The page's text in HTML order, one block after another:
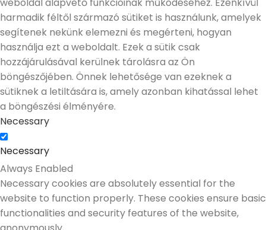
harmadik féltől származó sütiket is használunk, amelyek
segítenek nekünk elemezni és megérteni, hogyan
használja ezt a weboldalt. Ezek a sütik csak
hozzájárulásával kerülnek tárolásra az Ön
böngészőjében. Önnek lehetősége van ezeknek a
sütiknek a letiltására is, amely azonban kihatással lehet
a böngészési élményére.
Necessary
Necessary
Always Enabled
Necessary cookies are absolutely essential for the
website to function properly. These cookies ensure basic
functionalities and security features of the website,